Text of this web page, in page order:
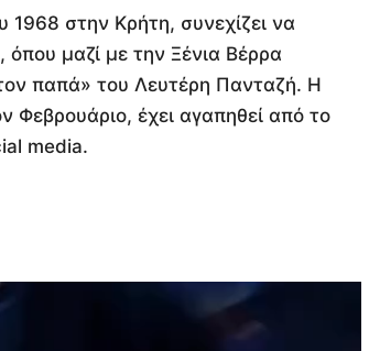
στην Κρήτη, συνεχίζει να
όπου μαζί με την Ξένια Βέρρα
παπά» του Λευτέρη Πανταζή. Η
Φεβρουάριο, έχει αγαπηθεί από το
media.